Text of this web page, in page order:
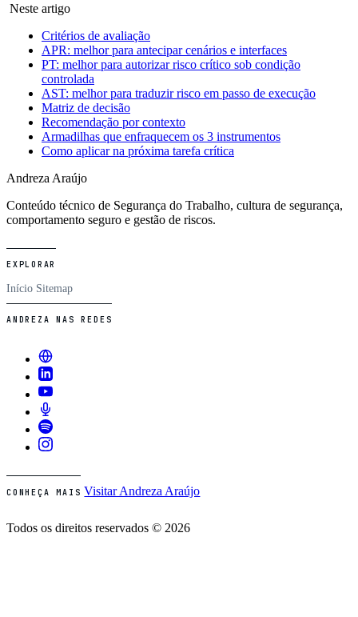
Neste artigo
Critérios de avaliação
APR: melhor para antecipar cenários e interfaces
PT: melhor para autorizar risco crítico sob condição
controlada
AST: melhor para traduzir risco em passo de execução
Matriz de decisão
Recomendação por contexto
Armadilhas que enfraquecem os 3 instrumentos
Como aplicar na próxima tarefa crítica
Andreza Araújo
Conteúdo técnico de Segurança do Trabalho, cultura de segurança,
comportamento seguro e gestão de riscos.
EXPLORAR
Início Sitemap
ANDREZA NAS REDES
CONHEÇA MAIS Visitar Andreza Araújo
Todos os direitos reservados © 2026